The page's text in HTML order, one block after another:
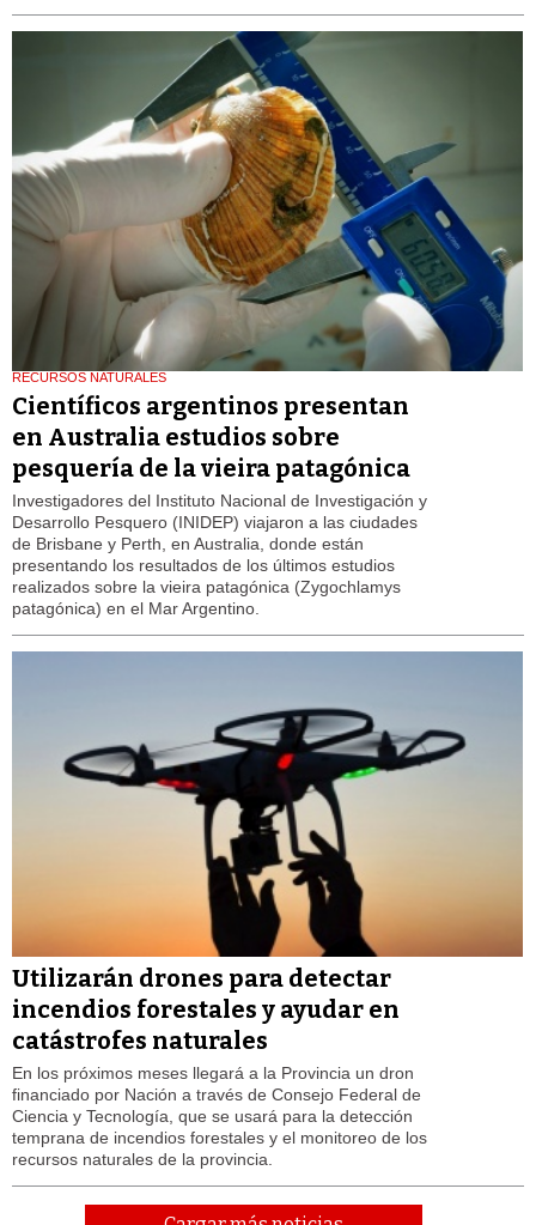
RECURSOS NATURALES
Científicos argentinos presentan
en Australia estudios sobre
pesquería de la vieira patagónica
Investigadores del Instituto Nacional de Investigación y
Desarrollo Pesquero (INIDEP) viajaron a las ciudades
de Brisbane y Perth, en Australia, donde están
presentando los resultados de los últimos estudios
realizados sobre la vieira patagónica (Zygochlamys
patagónica) en el Mar Argentino.
Utilizarán drones para detectar
incendios forestales y ayudar en
catástrofes naturales
En los próximos meses llegará a la Provincia un dron
financiado por Nación a través de Consejo Federal de
Ciencia y Tecnología, que se usará para la detección
temprana de incendios forestales y el monitoreo de los
recursos naturales de la provincia.